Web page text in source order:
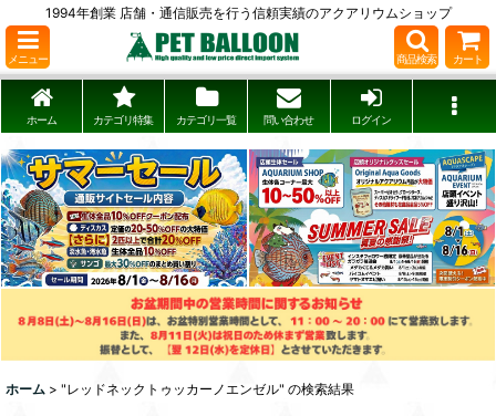
1994年創業 店舗・通信販売を行う信頼実績のアクアリウムショップ
メニュー 商品検索 カート
ホーム カテゴリ特集 カテゴリ一覧 問い合わせ ログイン
ホーム > "レッドネックトゥッカーノエンゼル" の検索結果